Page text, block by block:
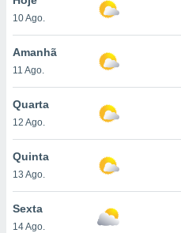
lhe
e
com
Pode
e
a
10 Ago.
Amanhã
11 Ago.
Quarta
12 Ago.
Quinta
13 Ago.
Sexta
14 Ago.